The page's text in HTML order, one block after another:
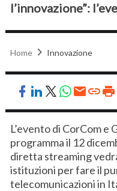
l’innovazione”:
Home Innovazione
L’evento di CorCom
programma il 12
diretta streaming
istituzioni per fare il
telecomunicazioni in